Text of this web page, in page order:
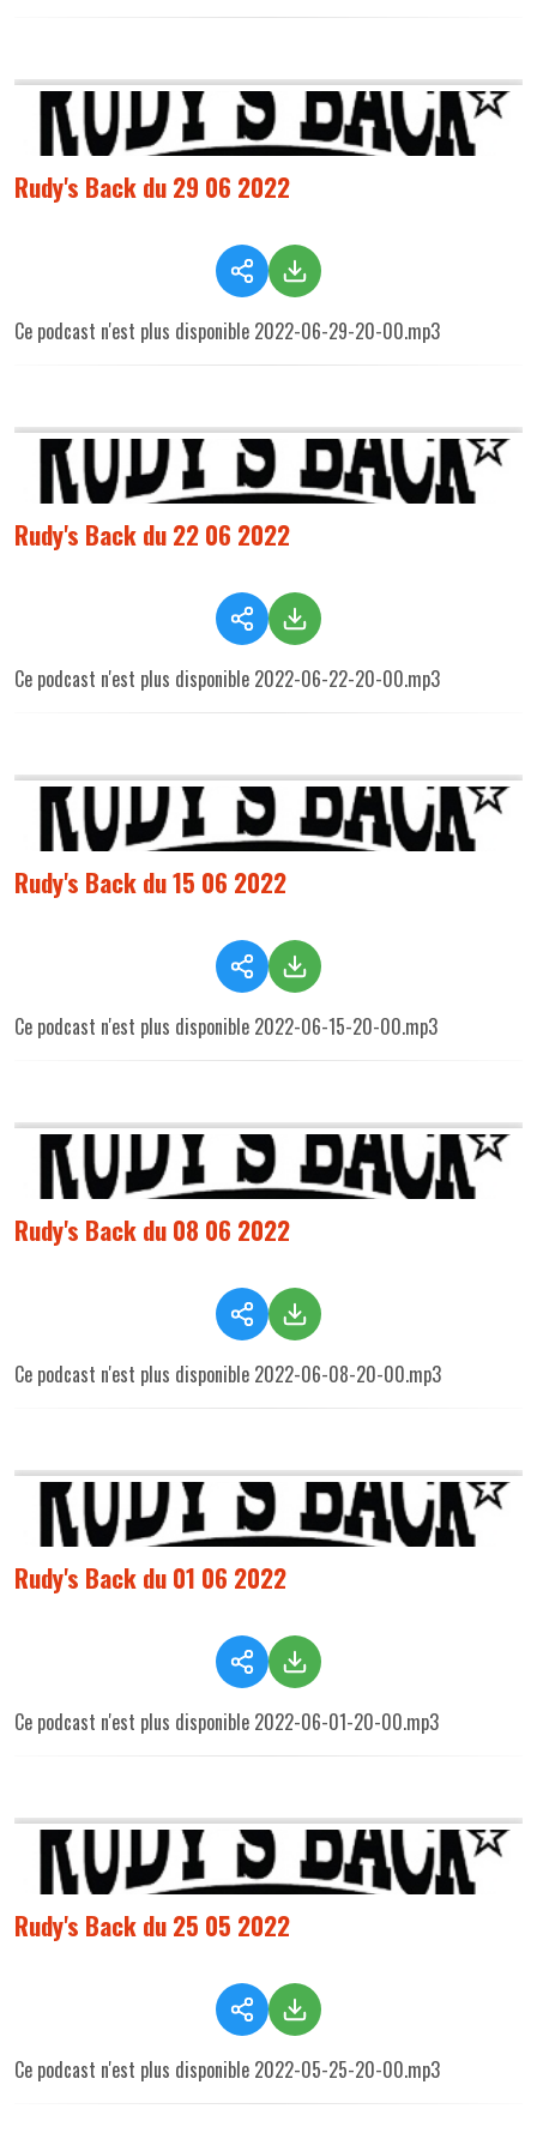
Rudy's Back du 29 06 2022
Ce podcast n'est plus disponible 2022-06-29-20-00.mp3
Rudy's Back du 22 06 2022
Ce podcast n'est plus disponible 2022-06-22-20-00.mp3
Rudy's Back du 15 06 2022
Ce podcast n'est plus disponible 2022-06-15-20-00.mp3
Rudy's Back du 08 06 2022
Ce podcast n'est plus disponible 2022-06-08-20-00.mp3
Rudy's Back du 01 06 2022
Ce podcast n'est plus disponible 2022-06-01-20-00.mp3
Rudy's Back du 25 05 2022
Ce podcast n'est plus disponible 2022-05-25-20-00.mp3